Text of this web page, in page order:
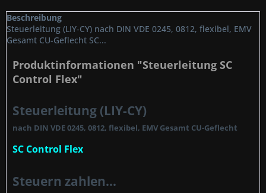
Beschreibung
Steuerleitung (LIY-CY) nach DIN VDE 0245, 0812, flexibel, EMV
Gesamt CU-Geflecht SC...
Produktinformationen "Steuerleitung SC
Control Flex"
Steuerleitung (LIY-CY)
nach DIN VDE 0245, 0812, flexibel, EMV Gesamt CU-Geflecht
SC Control Flex
Steuern zahlen...